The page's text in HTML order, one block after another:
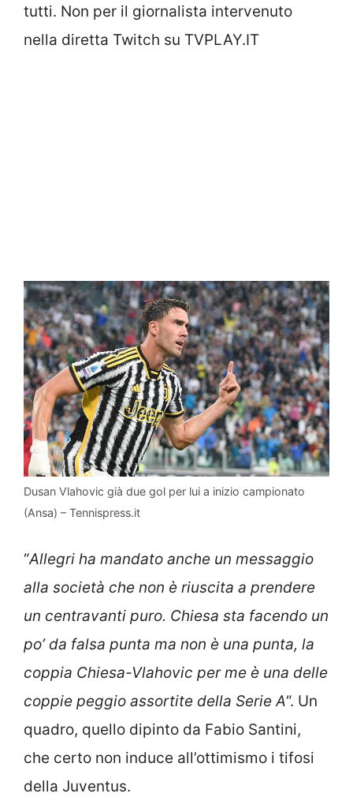
tutti. Non per il giornalista intervenuto
nella diretta Twitch su TVPLAY.IT
Dusan Vlahovic già due gol per lui a inizio campionato
(Ansa) – Tennispress.it
“Allegri ha mandato anche un messaggio
alla società che non è riuscita a prendere
un centravanti puro. Chiesa sta facendo un
po’ da falsa punta ma non è una punta, la
coppia Chiesa-Vlahovic per me è una delle
coppie peggio assortite della Serie A“. Un
quadro, quello dipinto da Fabio Santini,
che certo non induce all’ottimismo i tifosi
della Juventus.